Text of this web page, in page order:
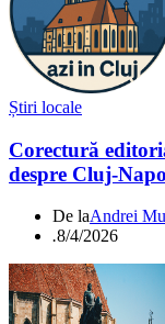
Știri locale
Corectură
despre Cluj-
De laAndrei
.8/4/2026